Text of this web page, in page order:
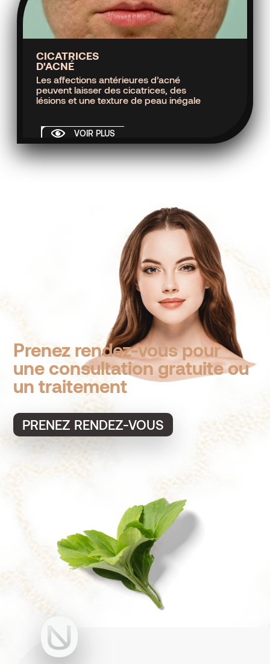
CICATRICES
D'ACNÉ
Les affections antérieures d’acné
peuvent laisser des cicatrices, des
lésions et une texture de peau inégale
VOIR PLUS
Prenez rendez-vous pour
une consultation gratuite ou
un traitement
PRENEZ RENDEZ-VOUS